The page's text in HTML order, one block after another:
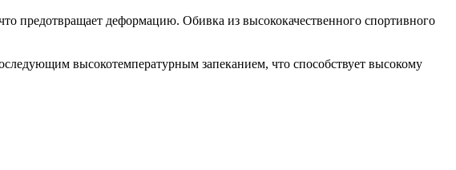
предотвращает деформацию. Обивка из высококачественного спортивного
высокотемпературным запеканием, что способствует высокому